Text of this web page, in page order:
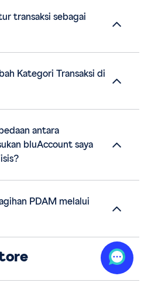
transaksi sebagai
Kategori Transaksi di
antara
bluAccount saya
PDAM melalui